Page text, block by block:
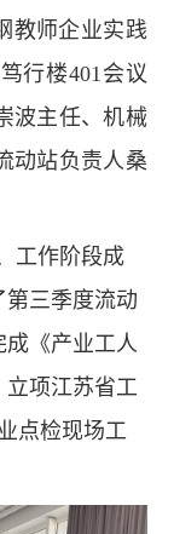
教师企业实践
行楼401会议
波主任、机械
动站负责人桑
工作阶段成
三季度流动
《产业工人
项江苏省工
点检现场工